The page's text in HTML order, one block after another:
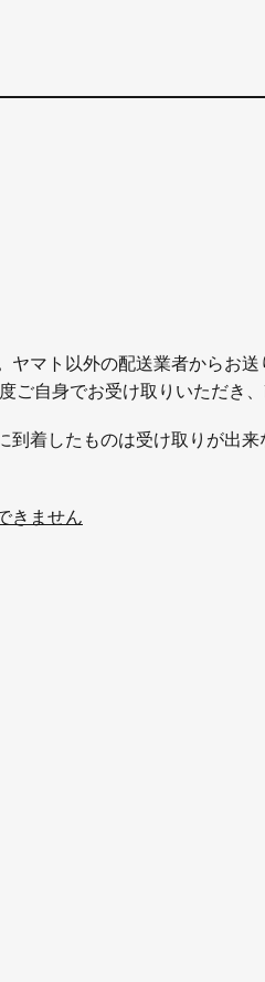
ヤマト以外の配送業者からお送
自身でお受け取りいただき
着したものは受け取りが出
きません